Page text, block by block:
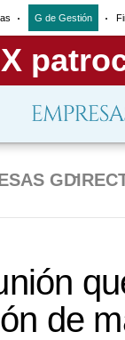
G de Gestión
G
de